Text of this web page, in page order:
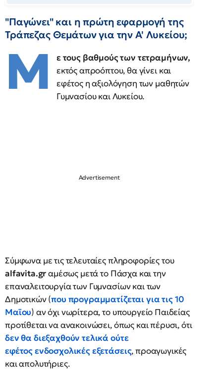
"Παγώνει" και η πρώτη εφαρμογή της
Τράπεζας Θεμάτων για την Α' Λυκείου;
Μ
ε τους βαθμούς των τετραμήνων,
εκτός απροόπτου, θα γίνει και
εφέτος η αξιολόγηση των μαθητών
Γυμνασίου και Λυκείου.
Σύμφωνα με τις τελευταίες πληροφορίες του
alfavita.grαμέσως μετά το Πάσχα και την
επαναλειτουργία των Γυμνασίων και των
Δημοτικών (που προγραμματίζεται για τις 10
Μαϊου) αν όχι νωρίτερα, το υπουργείο Παιδείας
προτίθεται να ανακοινώσει, όπως και πέρυσι, ότι
δεν θα διεξαχθούν τελικά ούτε
εφέτος ενδοσχολικές εξετάσεις, προαγωγικές
και απολυτήριες.